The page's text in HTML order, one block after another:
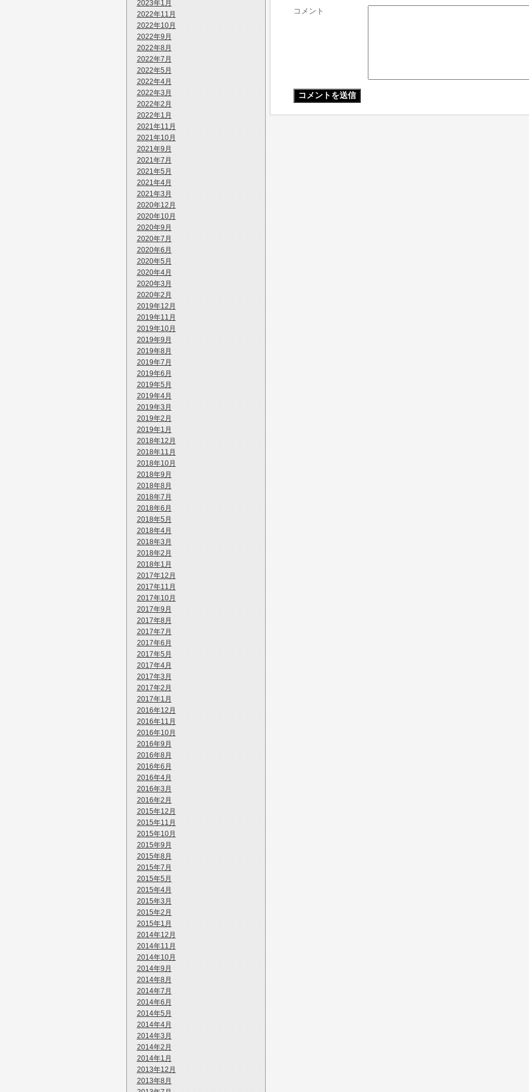
2023年1月
2022年11月
2022年10月
2022年9月
2022年8月
2022年7月
2022年5月
2022年4月
2022年3月
2022年2月
2022年1月
2021年11月
2021年10月
2021年9月
2021年7月
2021年5月
2021年4月
2021年3月
2020年12月
2020年10月
2020年9月
2020年7月
2020年6月
2020年5月
2020年4月
2020年3月
2020年2月
2019年12月
2019年11月
2019年10月
2019年9月
2019年8月
2019年7月
2019年6月
2019年5月
2019年4月
2019年3月
2019年2月
2019年1月
2018年12月
2018年11月
2018年10月
2018年9月
2018年8月
2018年7月
2018年6月
2018年5月
2018年4月
2018年3月
2018年2月
2018年1月
2017年12月
2017年11月
2017年10月
2017年9月
2017年8月
2017年7月
2017年6月
2017年5月
2017年4月
2017年3月
2017年2月
2017年1月
2016年12月
2016年11月
2016年10月
2016年9月
2016年8月
2016年6月
2016年4月
2016年3月
2016年2月
2015年12月
2015年11月
2015年10月
2015年9月
2015年8月
2015年7月
2015年5月
2015年4月
2015年3月
2015年2月
2015年1月
2014年12月
2014年11月
2014年10月
2014年9月
2014年8月
2014年7月
2014年6月
2014年5月
2014年4月
2014年3月
2014年2月
2014年1月
2013年12月
2013年8月
コメント